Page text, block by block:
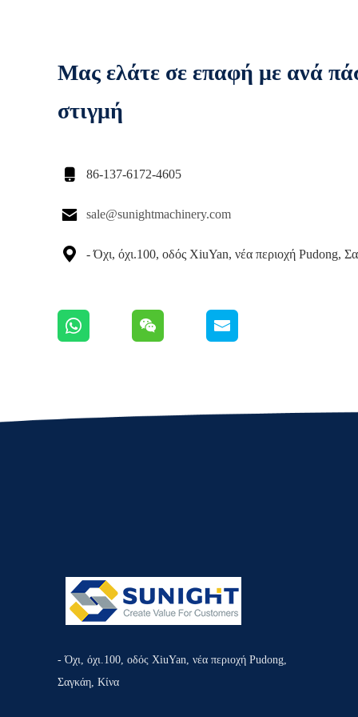
Μας ελάτε σε επαφή με ανά
στιγμή
 86-137-6172-4605
 sale@sunightmachinery.com
 - Όχι, όχι.100, οδός XiuYan, νέα περιοχή Pudong,
- Όχι, όχι.100, οδός XiuYan, νέα περιοχή Pudong,
Σαγκάη, Κίνα